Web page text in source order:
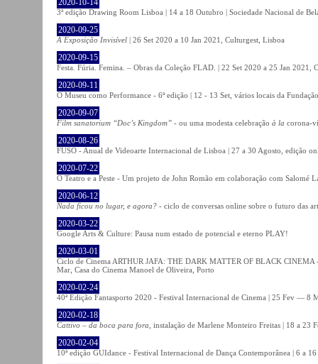
2020-10-14
3ª edição Drawing Room Lisboa | 14 a 18 Outubro | Sociedade Nacional de
2020-09-25
A Exposição Invisível | 26 Set 2020 a 10 Jan 2021, Culturgest, Lisboa
2020-09-15
Festa. Fúria. Femina. – Obras da Coleção FLAD. | 22 Set 2020 a 25 Jan
2020-09-11
O Museu como Performance - 6ª edição | 12 - 13 Set, vários locais da
2020-09-07
Film sanatorium “Doc’s Kingdom” - ou uma modesta celebração à la corona-
2020-08-26
FUSO - Anual de Videoarte Internacional de Lisboa | 27 a 30 Agosto, edição
2020-07-22
O Teatro e a Peste - Um projeto de John Romão em colaboração com Salomé
2020-06-12
Nada ficou no lugar, e agora? - ciclo de conversas online sobre o futuro das
2020-03-22
Google Arts & Culture: Pausa num estado de potencial e eterno PLAY!
2020-03-01
Ciclo de Cinema ARTHUR JAFA: THE DARK MATTER OF BLACK
Mar, Casa do Cinema Manoel de Oliveira, Porto
2020-02-24
40ª Edição Fantasporto 2020 - Festival Internacional de Cinema | 25 Fev — 8
2020-02-18
Cattivo – da boca para fora , instalação de Marlene Monteiro Freitas | 18 a
2020-02-04
10ª edição GUIdance - Festival Internacional de Dança Contemporânea | 6 a